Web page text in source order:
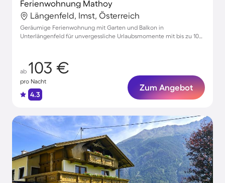
Ferienwohnung Mathoy
Längenfeld, Imst, Österreich
Geräumige Ferienwohnung mit Garten und Balkon in
Unterlängenfeld für unvergessliche Urlaubsmomente mit bis zu 10
ab 103 €
pro Nacht
4.3
Zum Angebot